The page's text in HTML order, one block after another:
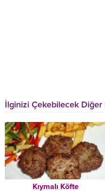
İlginizi Çekebilecek Diğer
Kıymalı Köfte